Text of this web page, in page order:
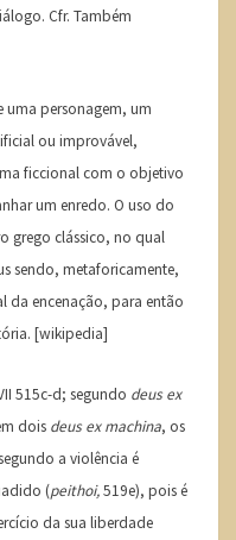
Cfr. Também
uma personagem, um
ou improvável,
ficcional com o objetivo
um enredo. O uso do
grego clássico, no qual
sendo, metaforicamente,
da encenação, para então
[wikipedia]
515c-d; segundo deus ex
dois deus ex machina, os
a violência é
(peithoi,519e), pois é
da sua liberdade